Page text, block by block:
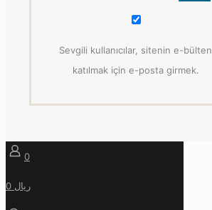
Sevgili kullanıcılar, sitenin e-bülten
katılmak için e-posta girmek.
0
0 ریال